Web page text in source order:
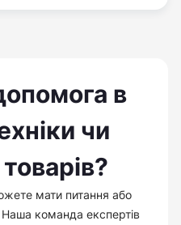
в
чи
мати питання або
Наша команда експертів